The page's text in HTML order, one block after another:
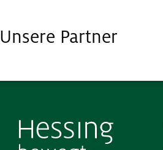
Unsere Partner